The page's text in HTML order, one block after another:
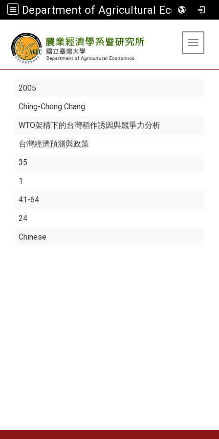
Department of Agricultural Economics
Toggle
2005
Ching-Cheng Chang
WTO架構下的台灣稻作誘因與競爭力分析
台灣經濟預測與政策
35
1
41-64
24
Chinese